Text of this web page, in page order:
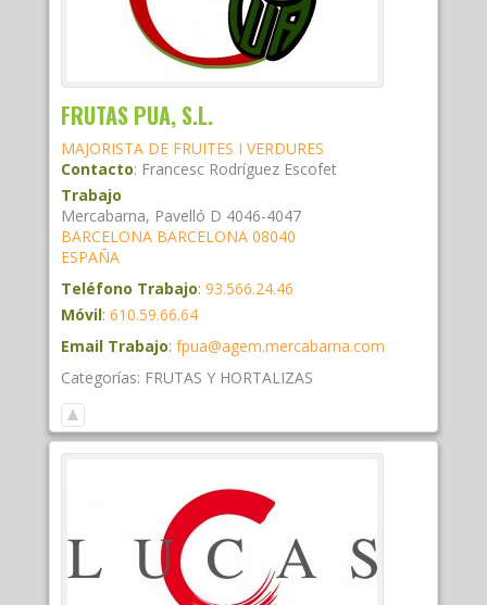
FRUTAS PUA, S.L.
MAJORISTA DE FRUITES I VERDURES
Contacto: Francesc Rodríguez Escofet
Trabajo
Mercabarna, Pavelló D 4046-4047
BARCELONA BARCELONA 08040
ESPAÑA
Teléfono Trabajo: 93.566.24.46
Móvil: 610.59.66.64
Email Trabajo: fpua@agem.mercabarna.com
Categorías: FRUTAS Y HORTALIZAS